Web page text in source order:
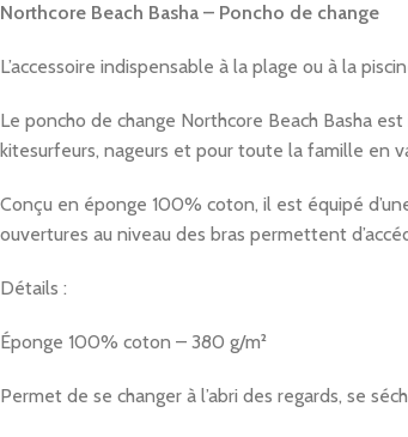
Northcore Beach Basha – Poncho de change
L’accessoire indispensable à la plage ou à la
Le poncho de change Northcore Beach Basha
kitesurfeurs, nageurs et pour toute la famille en
Conçu en éponge 100% coton, il est équipé
ouvertures au niveau des bras permettent
Détails :
Éponge 100% coton – 380 g/m²
Permet de se changer à l’abri des regards, se